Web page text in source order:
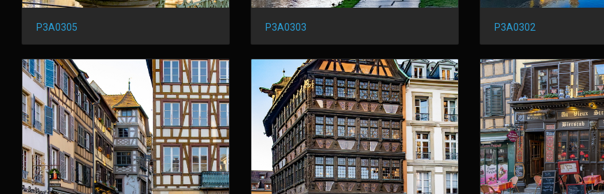
P3A0305 P3A0303 P3A0302